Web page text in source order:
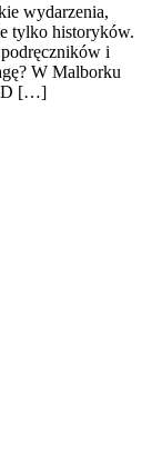
wydarzenia,
tylko historyków.
i
W Malborku
[…]